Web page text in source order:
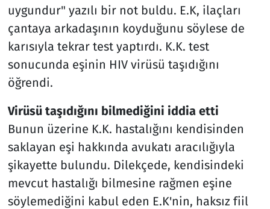
uygundur" yazılı bir not buldu. E.K, ilaçları
çantaya arkadaşının koyduğunu söylese de
karısıyla tekrar test yaptırdı. K.K. test
sonucunda eşinin HIV virüsü taşıdığını
öğrendi.
Virüsü taşıdığını bilmediğini iddia etti
Bunun üzerine K.K. hastalığını kendisinden
saklayan eşi hakkında avukatı aracılığıyla
şikayette bulundu. Dilekçede, kendisindeki
mevcut hastalığı bilmesine rağmen eşine
söylemediğini kabul eden E.K'nin, haksız fiil